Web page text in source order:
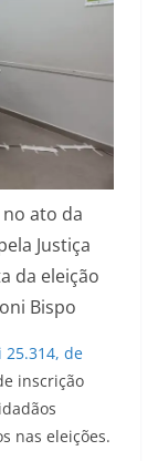
ato da
Justiça
da eleição
Bispo
25.314, de
inscrição
nas eleições.